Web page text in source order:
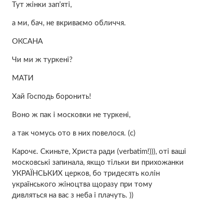
Тут жінки зап’яті,
а ми, бач, не вкриваємо обличчя.
ОКСАНА
Чи ми ж туркені?
МАТИ
Хай Господь боронить!
Воно ж пак і московки не туркені,
а так чомусь ото в них повелося. (с)
Карочє. Скиньте, Христа ради (verbatim!))), оті ваші
московські запинала, якщо тільки ви прихожанки
УКРАЇНСЬКИХ церков, бо тридесять колін
українського жіноцтва щоразу при тому
дивляться на вас з неба і плачуть. ))